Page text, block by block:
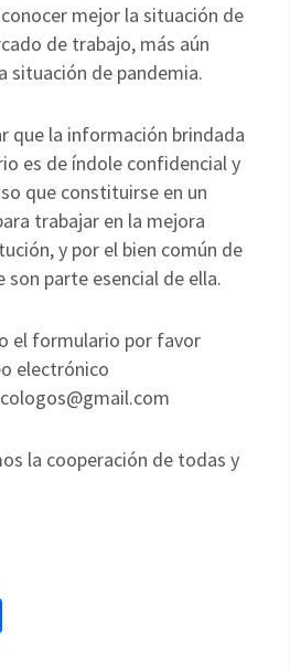
mejor la situación de
de trabajo, más aún
situación de pandemia.
que la información brindada
es de índole confidencial y
que constituirse en un
trabajar en la mejora
y por el bien común de
son parte esencial de ella.
el formulario por favor
electrónico
la cooperación de todas y